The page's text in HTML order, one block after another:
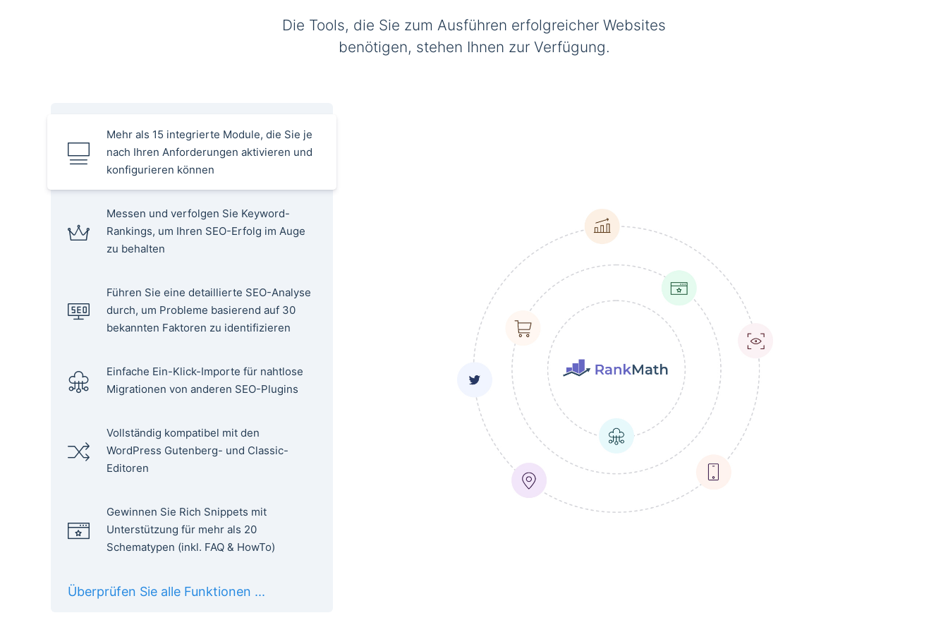
Die Tools, die Sie zum Ausführen erfolgreicher Websites
benötigen, stehen Ihnen zur Verfügung.
Mehr als 15 integrierte Module, die Sie je
nach Ihren Anforderungen aktivieren und
konfigurieren können
Messen und verfolgen Sie Keyword-
Rankings, um Ihren SEO-Erfolg im Auge
zu behalten
Führen Sie eine detaillierte SEO-Analyse
durch, um Probleme basierend auf 30
bekannten Faktoren zu identifizieren
Einfache Ein-Klick-Importe für nahtlose
Migrationen von anderen SEO-Plugins
Vollständig kompatibel mit den
WordPress Gutenberg- und Classic-
Editoren
Gewinnen Sie Rich Snippets mit
Unterstützung für mehr als 20
Schematypen (inkl. FAQ & HowTo)
Überprüfen Sie alle Funktionen ...